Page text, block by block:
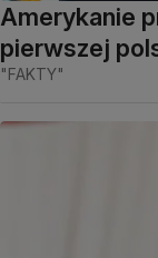
Amerykanie
pierwszej
"FAKTY"